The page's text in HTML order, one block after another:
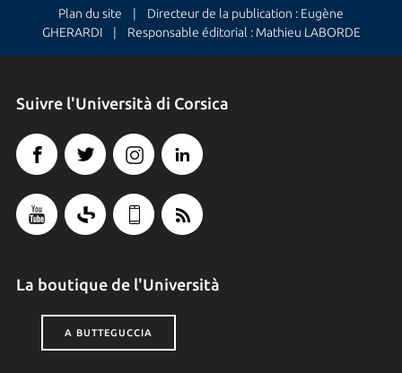
Plan du site | Directeur de la publication : Eugène
GHERARDI | Responsable éditorial : Mathieu LABORDE
Suivre l'Università di Corsica
La boutique de l'Università
A BUTTEGUCCIA